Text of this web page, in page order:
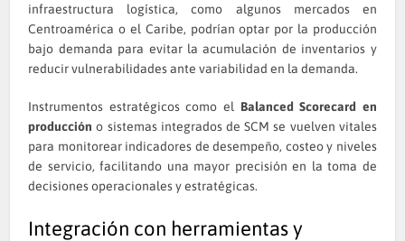
infraestructura logística, como algunos mercados en
Centroamérica o el Caribe, podrían optar por la producción
bajo demanda para evitar la acumulación de inventarios y
reducir vulnerabilidades ante variabilidad en la demanda.
Instrumentos estratégicos como el Balanced Scorecard en
producción o sistemas integrados de SCM se vuelven vitales
para monitorear indicadores de desempeño, costeo y niveles
de servicio, facilitando una mayor precisión en la toma de
decisiones operacionales y estratégicas.
Integración con herramientas y